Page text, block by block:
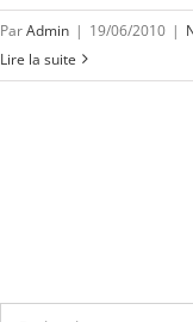
ParAdmin | 19/06/2010 |
Lire la suite